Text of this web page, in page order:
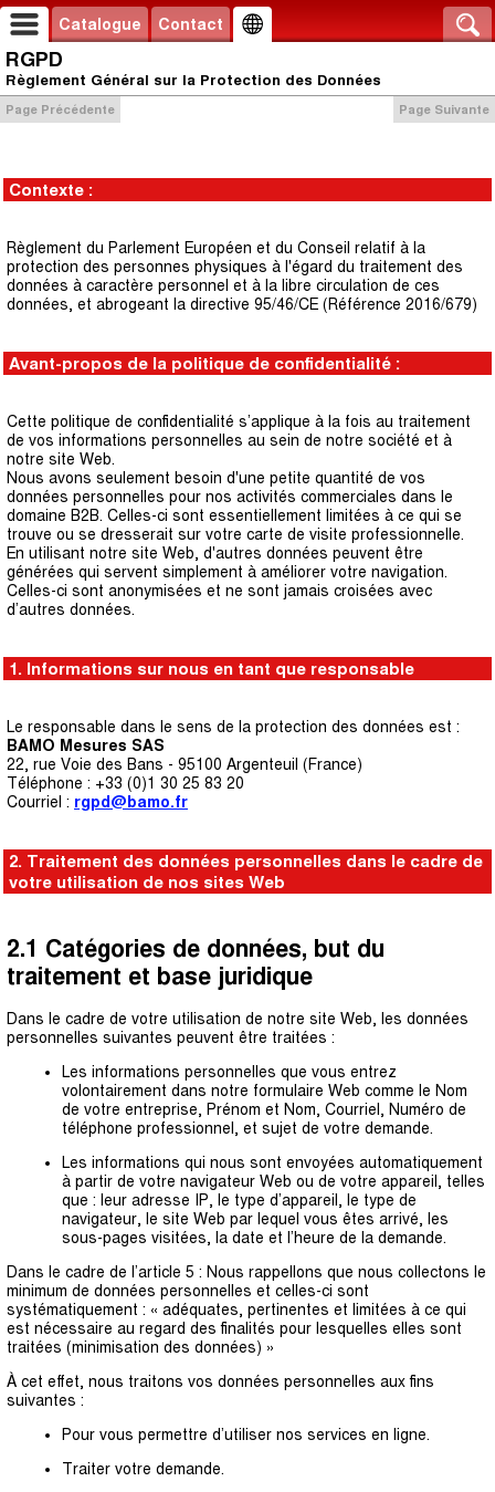
Catalogue Contact
RGPD
Règlement Général sur la Protection des Données
Page Suivante
Page Précédente
Contexte :
Règlement du Parlement Européen et du Conseil relatif à la
protection des personnes physiques à l'égard du traitement des
données à caractère personnel et à la libre circulation de ces
données, et abrogeant la directive 95/46/CE (Référence 2016/679)
Avant-propos de la politique de confidentialité :
Cette politique de confidentialité s’applique à la fois au traitement
de vos informations personnelles au sein de notre société et à
notre site Web.
Nous avons seulement besoin d'une petite quantité de vos
données personnelles pour nos activités commerciales dans le
domaine B2B. Celles-ci sont essentiellement limitées à ce qui se
trouve ou se dresserait sur votre carte de visite professionnelle.
En utilisant notre site Web, d'autres données peuvent être
générées qui servent simplement à améliorer votre navigation.
Celles-ci sont anonymisées et ne sont jamais croisées avec
d’autres données.
1. Informations sur nous en tant que responsable
Le responsable dans le sens de la protection des données est :
BAMO Mesures SAS
22, rue Voie des Bans - 95100 Argenteuil (France)
Téléphone : +33 (0)1 30 25 83 20
Courriel : rgpd @bamo.fr
2. Traitement des données personnelles dans le cadre de
votre utilisation de nos sites Web
2.1 Catégories de données, but du
traitement et base juridique
Dans le cadre de votre utilisation de notre site Web, les données
personnelles suivantes peuvent être traitées :
Les informations personnelles que vous entrez
volontairement dans notre formulaire Web comme le Nom
de votre entreprise, Prénom et Nom, Courriel, Numéro de
téléphone professionnel, et sujet de votre demande.
Les informations qui nous sont envoyées automatiquement
à partir de votre navigateur Web ou de votre appareil, telles
que : leur adresse IP, le type d’appareil, le type de
navigateur, le site Web par lequel vous êtes arrivé, les
sous-pages visitées, la date et l’heure de la demande.
Dans le cadre de l’article 5 : Nous rappellons que nous collectons le
minimum de données personnelles et celles-ci sont
systématiquement : « adéquates, pertinentes et limitées à ce qui
est nécessaire au regard des finalités pour lesquelles elles sont
traitées (minimisation des données) »
À cet effet, nous traitons vos données personnelles aux fins
suivantes :
Pour vous permettre d’utiliser nos services en ligne.
Traiter votre demande.